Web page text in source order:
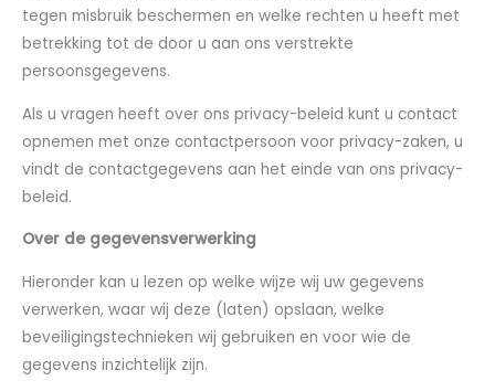
tegen misbruik beschermen en welke rechten u heeft met
betrekking tot de door u aan ons verstrekte
persoonsgegevens.
Als u vragen heeft over ons privacy-beleid kunt u contact
opnemen met onze contactpersoon voor privacy-zaken, u
vindt de contactgegevens aan het einde van ons privacy-
beleid.
Over de gegevensverwerking
Hieronder kan u lezen op welke wijze wij uw gegevens
verwerken, waar wij deze (laten) opslaan, welke
beveiligingstechnieken wij gebruiken en voor wie de
gegevens inzichtelijk zijn.